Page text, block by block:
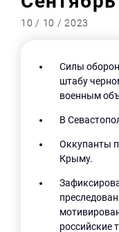
10 / 10 / 2023
Силы
штабу
военным
В
Оккупанты
Крыму.
российские